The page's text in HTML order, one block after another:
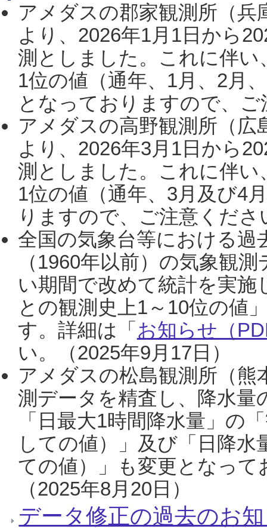
アメダスの郡家観測所（
より、2026年1月1日から
測としました。これに伴い
1位の値（通年、1月、2月
となっておりますので、
アメダスの高野観測所（
より、2026年3月1日から
測としました。これに伴い
1位の値（通年、3月及び4
りますので、ご注意くだ
全国の気象台等における過
（1960年以前）の気象観
い期間で改めて統計を実
との観測史上1～10位の値
す。詳細は「 お知らせ（
い。（2025年9月17日）
アメダスの松島観測所（熊
測データを精査し、降水
「日最大1時間降水量」の
しての値）」及び「日降
ての値）」も変更となっ
（2025年8月20日）
データ修正の過去のお